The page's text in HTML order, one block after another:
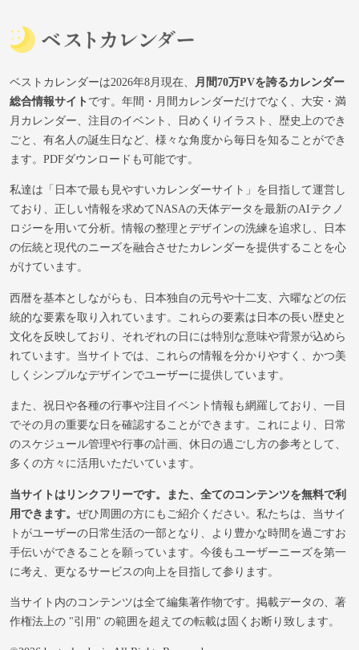
ベストカレンダーは2026年8月現在、
月間70万PVを誇るカレンダー
総合情報サイトです。年間・月間カレンダーだけでなく、大安・満
月カレンダー、注目のイベント、日めくりイラスト、歴史上のでき
ごと、有名人の誕生日など、様々な角度から毎日を知ることができ
ます。PDFダウンロードも可能です。
私達は「日本で最も見やすいカレンダーサイト」を目指して運営し
ており、正しい情報を求めてNASAの天体データを最新のAIテクノ
ロジーを用いて分析。情報の整理とデザインの洗練を追求し、日本
の伝統と現代のニーズを融合させたカレンダーを提供することを心
がけています。
西暦を基本としながらも、日本独自の元号や十二支、六曜などの伝
統的な要素を取り入れています。これらの要素は日本の長い歴史と
文化を反映しており、それぞれの日には特別な意味や背景が込めら
れています。当サイトでは、これらの情報を分かりやすく、かつ美
しくシンプルなデザインでユーザーに提供しています。
また、祝日や各種の行事や注目イベント情報も網羅しており、一目
でその月の重要な日を確認することができます。これにより、日常
のスケジュール管理や行事の計画、休日の過ごし方の参考として、
多くの方々に活用いただいています。
当サイトはリンクフリーです。また、全てのコンテンツを無料で利
用できます。 ぜひ周囲の方にもご紹介ください。私たちは、当サイ
トがユーザーの日常生活の一部となり、より豊かな時間を過ごすお
手伝いができることを願っています。今後もユーザーニーズを第一
に考え、更なるサービスの向上を目指して参ります。
当サイト内のコンテンツは全て編集著作物です。掲載データの、著
作権法上の "引用" の範囲を超えての転載は固くお断り致します。